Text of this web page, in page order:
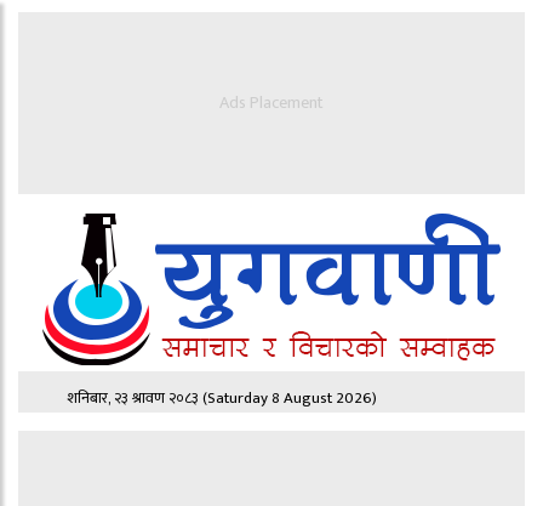
Ads Placement
शनिबार, २३ श्रावण २०८३(Saturday 8 August 2026)